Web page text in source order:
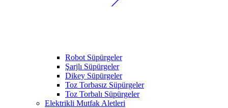
Robot Süpürgeler
Şarjlı Süpürgeler
Dikey Süpürgeler
Toz Torbasız Süpürgeler
Toz Torbalı Süpürgeler
Elektrikli Mutfak Aletleri